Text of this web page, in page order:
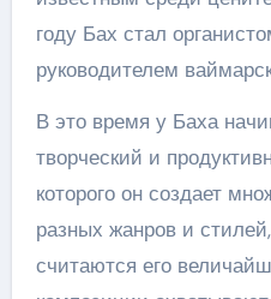
году Бах стал
руководителем
В это время у Баха
творческий и
которого он создает
разных жанров и
считаются его